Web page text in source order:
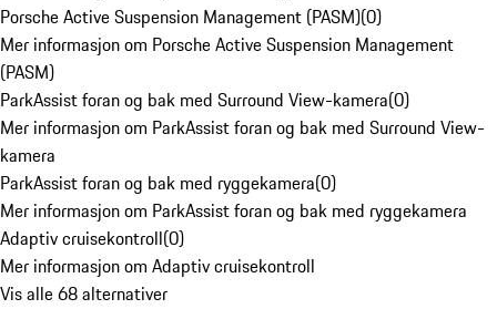
Porsche Active Suspension Management (PASM)(0)
Mer informasjon om Porsche Active Suspension Management
(PASM)
ParkAssist foran og bak med Surround View-kamera(0)
Mer informasjon om ParkAssist foran og bak med Surround View-
kamera
ParkAssist foran og bak med ryggekamera(0)
Mer informasjon om ParkAssist foran og bak med ryggekamera
Adaptiv cruisekontroll(0)
Mer informasjon om Adaptiv cruisekontroll
Vis alle 68 alternativer